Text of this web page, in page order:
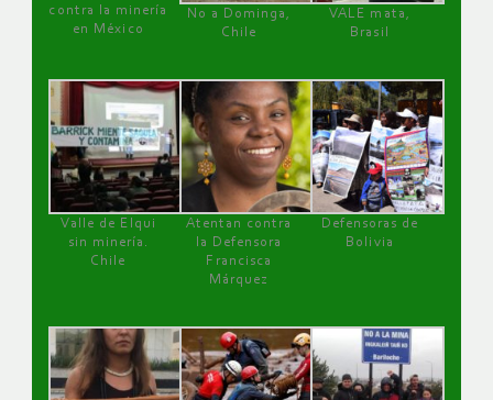
contra la minería
en México
No a Dominga,
Chile
VALE mata,
Brasil
Valle de Elqui
sin minería.
Chile
Atentan contra
la Defensora
Francisca
Márquez
Defensoras de
Bolivia